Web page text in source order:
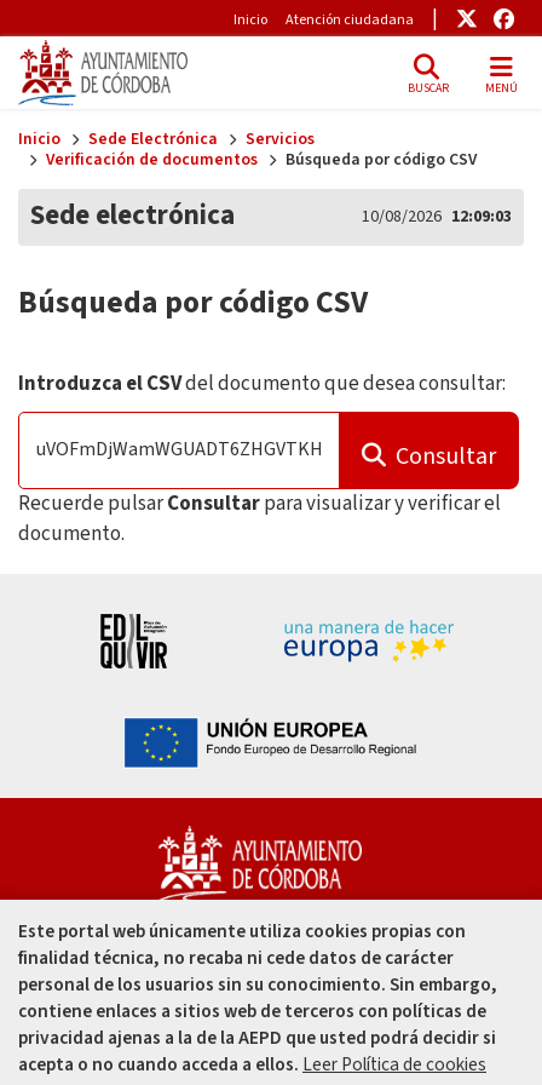
Pre-Header
Inicio Atención ciudadana Enlace
BUSCAR MENÚ
Inicio Sede Electrónica
Servicios
Verificación de documentos
Búsqueda por código CSV
Sede electrónica 10/08/2026 12:09:04
Búsqueda por código CSV
Introduzca el CSVdel documento que desea consultar:
Consultar
Recuerde pulsarConsultarpara visualizar y verificar el
documento.
Capitulares, 1. 14002
Córdoba - España
957 49 99 00
957 47 80 50
Este portal web únicamente utiliza cookies propias con
finalidad técnica, no recaba ni cede datos de carácter
personal de los usuarios sin su conocimiento. Sin embargo,
contiene enlaces a sitios web de terceros con políticas de
privacidad ajenas a la de la AEPD que usted podrá decidir si
acepta o no cuando acceda a ellos. Leer Política de cookies